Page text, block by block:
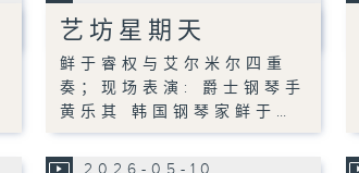
艺坊星期天
鲜于睿权与艾尔米尔四重
奏；现场表演: 爵士钢琴手
黄乐其 韩国钢琴家鲜于…